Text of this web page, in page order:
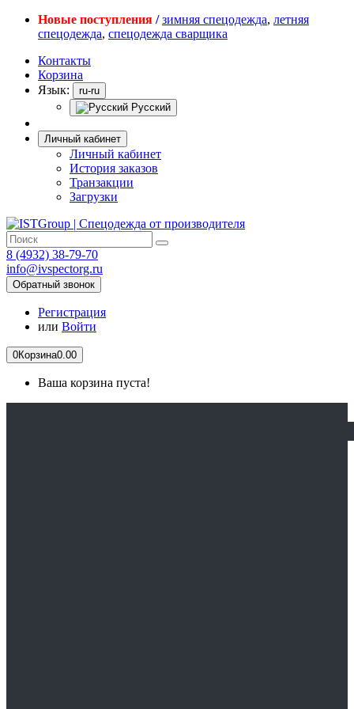
Новые поступления / зимняя спецодежда, летняя
спецодежда, спецодежда сварщика
Контакты
Корзина
Язык:
ru-ru
Русский
Личный кабинет
Личный кабинет
История заказов
Транзакции
Загрузки
8 (4932) 38-79-70
info@ivspectorg.ru
Обратный звонок
Регистрация
или Войти
0Корзина0.00
Ваша корзина пуста!